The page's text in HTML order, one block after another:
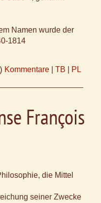
Namen wurde der
1814
Kommentare TB PL
François
die Mittel
seiner Zwecke